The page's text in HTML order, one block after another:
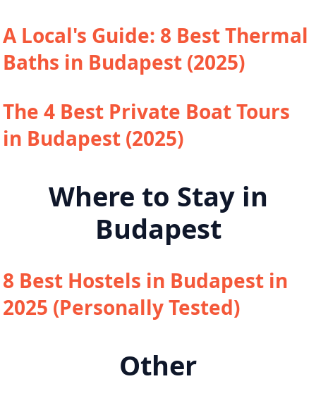
A Local's Guide: 8 Best Thermal
Baths in Budapest (2025)
The 4 Best Private Boat Tours
in Budapest (2025)
Where to Stay in
Budapest
8 Best Hostels in Budapest in
2025 (Personally Tested)
Other